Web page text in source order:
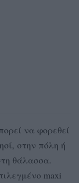
να φορεθεί
στην πόλη ή
θάλασσα.
maxi